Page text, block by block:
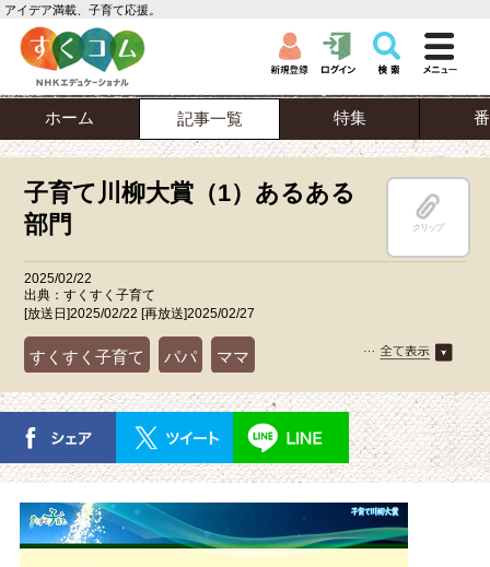
アイデア満載、子育て応援。
ホーム 記事一覧 特集
子育て川柳大賞（1）あるある
部門
クリップ
2025/02/22
出典：すくすく子育て
[放送日]2025/02/22 [再放送]2025/02/27
すくすく子育て パパ ママ